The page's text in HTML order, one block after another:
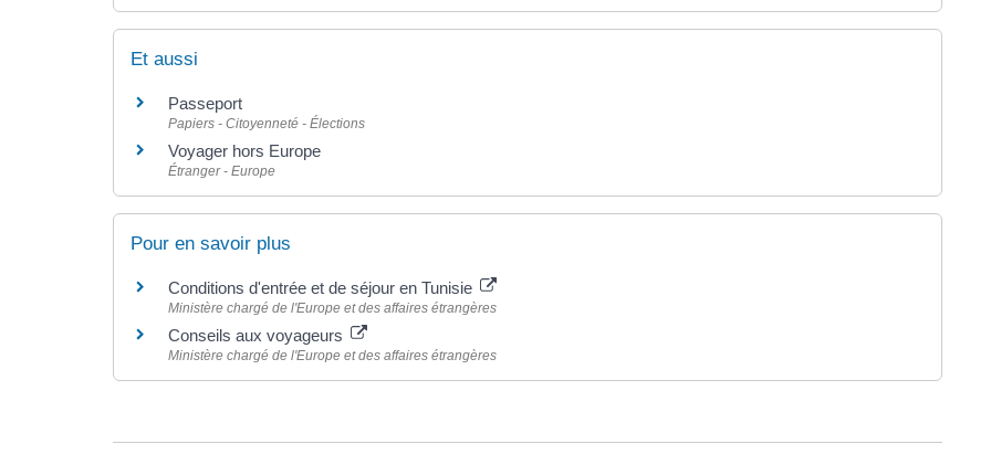
Et aussi
Passeport
Papiers - Citoyenneté - Élections
Voyager hors Europe
Étranger - Europe
Pour en savoir plus
Conditions d'entrée et de séjour en Tunisie
Ministère chargé de l'Europe et des affaires étrangères
Conseils aux voyageurs
Ministère chargé de l'Europe et des affaires étrangères